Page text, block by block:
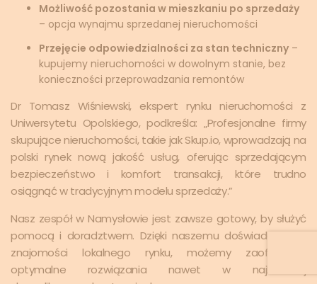
Możliwość pozostania w mieszkaniu po sprzedaży
– opcja wynajmu sprzedanej nieruchomości
Przejęcie odpowiedzialności za stan techniczny –
kupujemy nieruchomości w dowolnym stanie, bez
konieczności przeprowadzania remontów
Dr Tomasz Wiśniewski, ekspert rynku nieruchomości z
Uniwersytetu Opolskiego, podkreśla: „Profesjonalne firmy
skupujące nieruchomości, takie jak Skup.io, wprowadzają na
polski rynek nową jakość usług, oferując sprzedającym
bezpieczeństwo i komfort transakcji, które trudno
osiągnąć w tradycyjnym modelu sprzedaży.”
Nasz zespół w Namysłowie jest zawsze gotowy, by służyć
pomocą i doradztwem. Dzięki naszemu doświadczeniu i
znajomości lokalnego rynku, możemy zaoferować
optymalne rozwiązania nawet w najbardziej